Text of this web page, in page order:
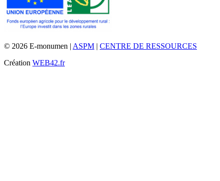
© 2026 E-monumen | ASPM | CENTRE DE RESSOURCES
Création WEB42.fr